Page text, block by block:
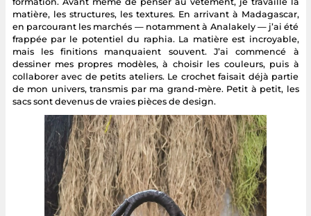
matière, les structures, les textures. En arrivant à Madagascar,
en parcourant les marchés — notamment à Analakely — j’ai été
frappée par le potentiel du raphia. La matière est incroyable,
mais les finitions manquaient souvent. J’ai commencé à
dessiner mes propres modèles, à choisir les couleurs, puis à
collaborer avec de petits ateliers. Le crochet faisait déjà partie
de mon univers, transmis par ma grand-mère. Petit à petit, les
sacs sont devenus de vraies pièces de design.